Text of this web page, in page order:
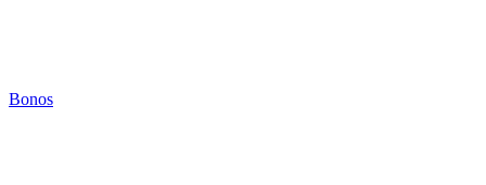
Bonos